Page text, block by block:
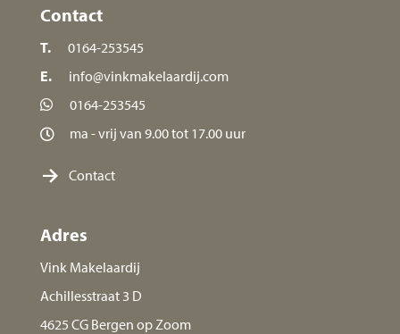
Contact
T.
0164-253545
E.
info@vinkmakelaardij.com
0164-253545
ma - vrij van 9.00 tot 17.00 uur
Contact
Adres
Vink Makelaardij
Achillesstraat 3 D
4625 CG Bergen op Zoom